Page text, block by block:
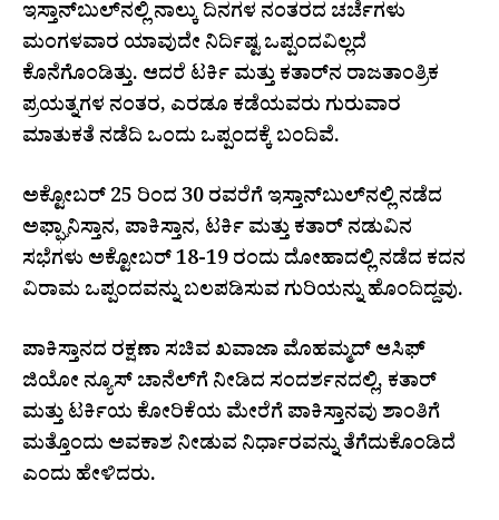
ಇಸ್ತಾನ್‌ಬುಲ್‌ನಲ್ಲಿ ನಾಲ್ಕು ದಿನಗಳ ನಂತರದ ಚರ್ಚೆಗಳು
ಮಂಗಳವಾರ ಯಾವುದೇ ನಿರ್ದಿಷ್ಟ ಒಪ್ಪಂದವಿಲ್ಲದೆ
ಕೊನೆಗೊಂಡಿತ್ತು. ಆದರೆ ಟರ್ಕಿ ಮತ್ತು ಕತಾರ್‌ನ ರಾಜತಾಂತ್ರಿಕ
ಪ್ರಯತ್ನಗಳ ನಂತರ, ಎರಡೂ ಕಡೆಯವರು ಗುರುವಾರ
ಮಾತುಕತೆ ನಡೆದಿ ಒಂದು ಒಪ್ಪಂದಕ್ಕೆ ಬಂದಿವೆ.
ಅಕ್ಟೋಬರ್ 25 ರಿಂದ 30 ರವರೆಗೆ ಇಸ್ತಾನ್‌ಬುಲ್‌ನಲ್ಲಿ ನಡೆದ
ಅಫ್ಘಾನಿಸ್ತಾನ, ಪಾಕಿಸ್ತಾನ, ಟರ್ಕಿ ಮತ್ತು ಕತಾರ್ ನಡುವಿನ
ಸಭೆಗಳು ಅಕ್ಟೋಬರ್ 18-19 ರಂದು ದೋಹಾದಲ್ಲಿ ನಡೆದ ಕದನ
ವಿರಾಮ ಒಪ್ಪಂದವನ್ನು ಬಲಪಡಿಸುವ ಗುರಿಯನ್ನು ಹೊಂದಿದ್ದವು.
ಪಾಕಿಸ್ತಾನದ ರಕ್ಷಣಾ ಸಚಿವ ಖವಾಜಾ ಮೊಹಮ್ಮದ್ ಆಸಿಫ್
ಜಿಯೋ ನ್ಯೂಸ್ ಚಾನೆಲ್‌ಗೆ ನೀಡಿದ ಸಂದರ್ಶನದಲ್ಲಿ, ಕತಾರ್
ಮತ್ತು ಟರ್ಕಿಯ ಕೋರಿಕೆಯ ಮೇರೆಗೆ ಪಾಕಿಸ್ತಾನವು ಶಾಂತಿಗೆ
ಮತ್ತೊಂದು ಅವಕಾಶ ನೀಡುವ ನಿರ್ಧಾರವನ್ನು ತೆಗೆದುಕೊಂಡಿದೆ
ಎಂದು ಹೇಳಿದರು.